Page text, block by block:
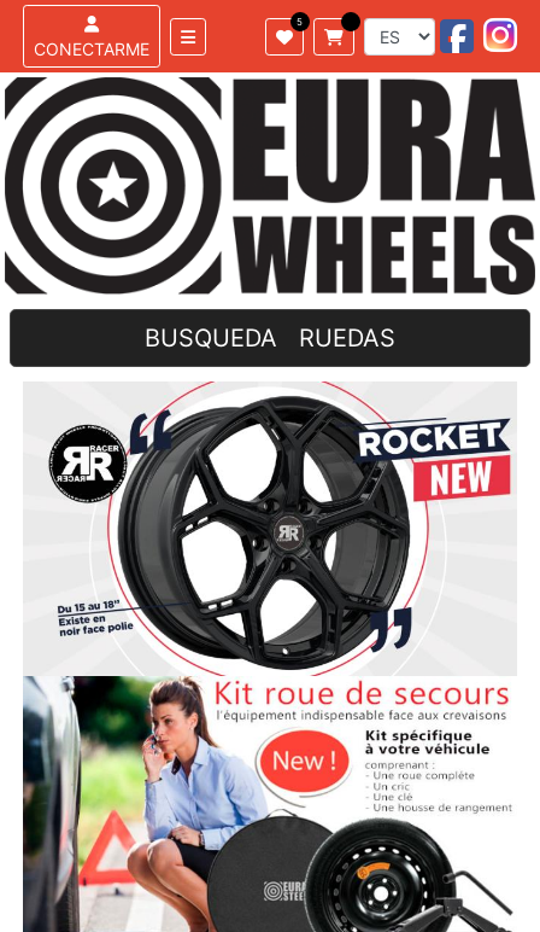
CONECTARME
BUSQUEDA RUEDAS